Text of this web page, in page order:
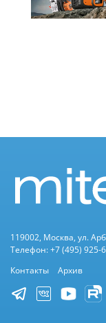
119002, Москва, ул.
Телефон: +7 (495) 925-
Контакты
Архив